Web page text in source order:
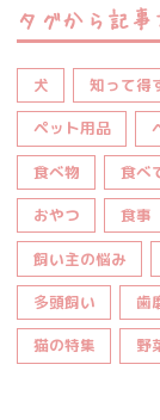
タグから記事
犬 知って得
ペット用品
食べ物 食べ
おやつ 食事
飼い主の悩み
多頭飼い 歯
猫の特集 野